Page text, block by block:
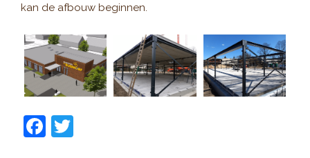
kan de afbouw beginnen.
F